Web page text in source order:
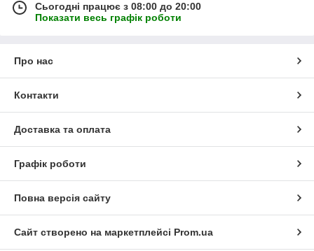
Сьогодні працює з 08:00 до 20:00
Показати весь графік роботи
Про нас
Контакти
Доставка та оплата
Графік роботи
Повна версія сайту
Сайт створено на маркетплейсі Prom.ua